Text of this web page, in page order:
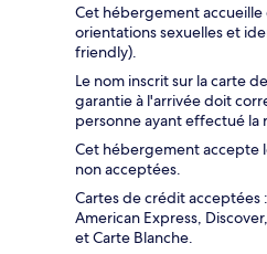
Cet hébergement
orientations sexuelles et
friendly).
Le nom inscrit sur la carte
garantie à l'arrivée doit
personne ayant effectué la
Cet hébergement accepte
non acceptées.
Cartes de crédit acceptées
American Express,
et Carte Blanche.